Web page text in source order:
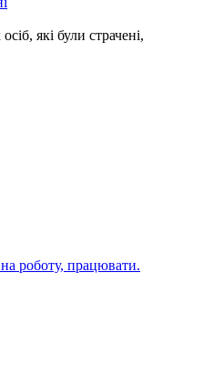
які були страчені,
на роботу, працювати.